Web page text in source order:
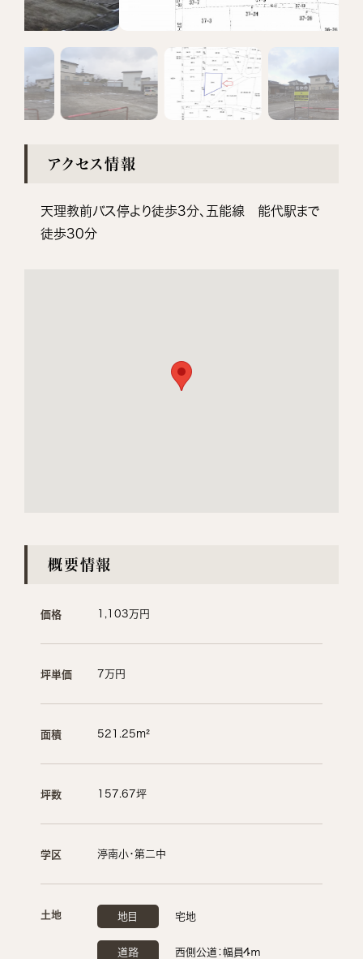
アクセス情報
天理教前バス停より徒歩3分、五能線 能代駅まで
徒歩30分
概要情報
価格 1,103万円
坪単価 7万円
面積 521.25m²
坪数 157.67坪
学区 渟南小・第二中
土地 地目 宅地
道路 西側公道：幅員4ｍ